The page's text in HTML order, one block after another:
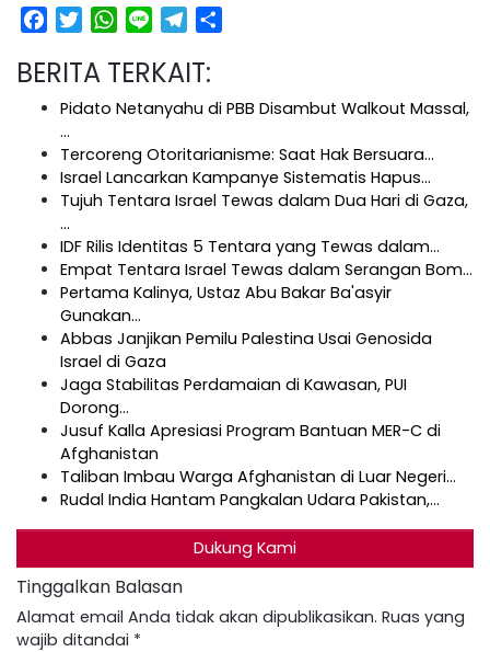
Facebook
TwitterWhatsApp
Line Telegram
BERITA TERKAIT:
Pidato Netanyahu di PBB Disambut Walkout Massal,
…
Tercoreng Otoritarianisme: Saat Hak Bersuara…
Israel Lancarkan Kampanye Sistematis Hapus…
Tujuh Tentara Israel Tewas dalam Dua Hari di Gaza,
…
IDF Rilis Identitas 5 Tentara yang Tewas dalam…
Empat Tentara Israel Tewas dalam Serangan Bom…
Pertama Kalinya, Ustaz Abu Bakar Ba'asyir
Gunakan…
Abbas Janjikan Pemilu Palestina Usai Genosida
Israel di Gaza
Jaga Stabilitas Perdamaian di Kawasan, PUI
Dorong…
Jusuf Kalla Apresiasi Program Bantuan MER-C di
Afghanistan
Taliban Imbau Warga Afghanistan di Luar Negeri…
Rudal India Hantam Pangkalan Udara Pakistan,…
Dukung Kami
Tinggalkan Balasan
Alamat email Anda tidak akan dipublikasikan. Ruas yang
wajib ditandai *